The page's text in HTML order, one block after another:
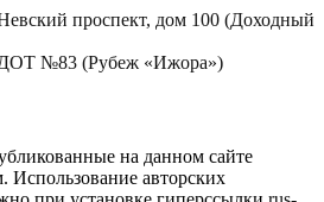
проспект, дом 100 (Доходный
ДОТ №83 (Рубеж «Ижора»)
на данном сайте
Использование авторских